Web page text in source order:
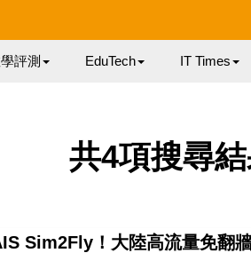
評測 EduTech IT Times
共4項搜尋
Sim2Fly！大陸高流量免翻